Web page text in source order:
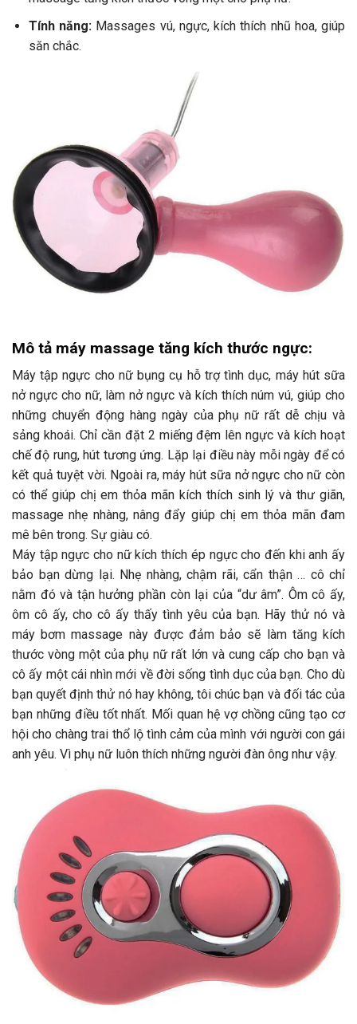
Tính năng: Massages vú, ngực, kích thích nhũ hoa, giúp
săn chắc.
Mô tả máy massage tăng kích thước ngực:
Máy tập ngực cho nữ bụng cụ hỗ trợ tình dục, máy hút sữa
nở ngực cho nữ, làm nở ngực và kích thích núm vú, giúp cho
những chuyển động hàng ngày của phụ nữ rất dễ chịu và
sảng khoái. Chỉ cần đặt 2 miếng đệm lên ngực và kích hoạt
chế độ rung, hút tương ứng. Lặp lại điều này mỗi ngày để có
kết quả tuyệt vời. Ngoài ra, máy hút sữa nở ngực cho nữ còn
có thể giúp chị em thỏa mãn kích thích sinh lý và thư giãn,
massage nhẹ nhàng, nâng đẩy giúp chị em thỏa mãn đam
mê bên trong. Sự giàu có.
Máy tập ngực cho nữ kích thích ép ngực cho đến khi anh ấy
bảo bạn dừng lại. Nhẹ nhàng, chậm rãi, cẩn thận … cô chỉ
nằm đó và tận hưởng phần còn lại của “dư âm”. Ôm cô ấy,
ôm cô ấy, cho cô ấy thấy tình yêu của bạn. Hãy thử nó và
máy bơm massage này được đảm bảo sẽ làm tăng kích
thước vòng một của phụ nữ rất lớn và cung cấp cho bạn và
cô ấy một cái nhìn mới về đời sống tình dục của bạn. Cho dù
bạn quyết định thử nó hay không, tôi chúc bạn và đối tác của
bạn những điều tốt nhất. Mối quan hệ vợ chồng cũng tạo cơ
hội cho chàng trai thổ lộ tình cảm của mình với người con gái
anh yêu. Vì phụ nữ luôn thích những người đàn ông như vậy.